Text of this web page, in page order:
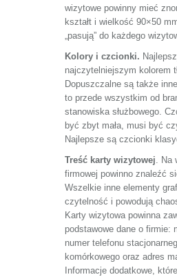
wizytowe powinny mieć
kształt i wielkość 90×50
„pasują” do każdego
Kolory i czcionki.
najczytelniejszym kolorem
Dopuszczalne są także
to przede wszystkim od
stanowiska służbowego.
być zbyt mała, musi być
Najlepsze są czcionki
Treść karty wizytowej. Na
firmowej powinno znaleźć
Wszelkie inne elementy
czytelność i powodują
Karty wizytowa powinna
podstawowe dane o firmie:
numer telefonu
komórkowego oraz adres
Informacje dodatkowe,